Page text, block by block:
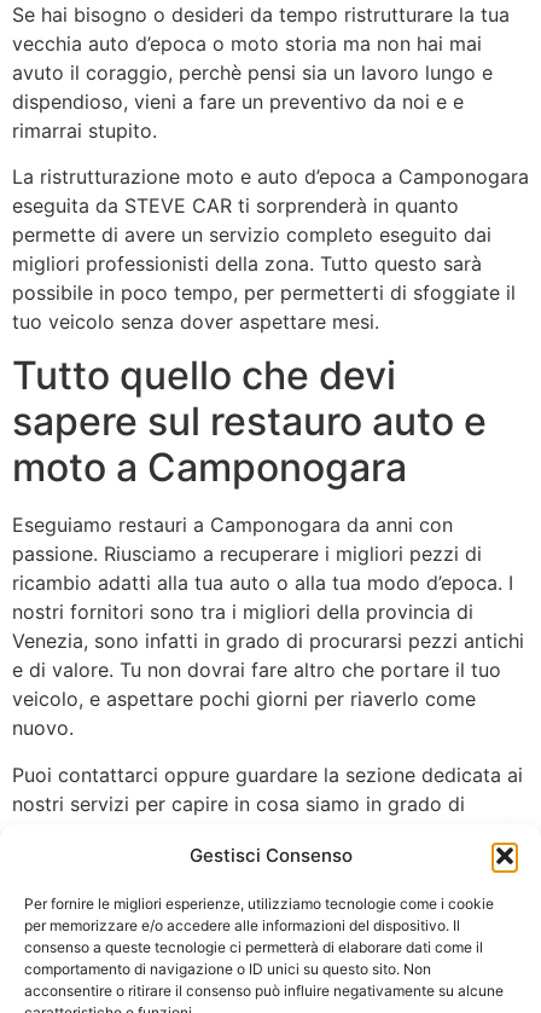
Gestisci Consenso
Per fornire le migliori esperienze, utilizziamo tecnologie come i cookie
per memorizzare e/o accedere alle informazioni del dispositivo. Il
consenso a queste tecnologie ci permetterà di elaborare dati come il
comportamento di navigazione o ID unici su questo sito. Non
acconsentire o ritirare il consenso può influire negativamente su alcune
Se hai bisogno o desideri da tempo ristrutturare la tua
vecchia auto d’epoca o moto storia ma non hai mai
avuto il coraggio, perchè pensi sia un lavoro lungo e
dispendioso, vieni a fare un preventivo da noi e e
rimarrai stupito.
La ristrutturazione moto e auto d’epoca a Camponogara
eseguita da STEVE CAR ti sorprenderà in quanto
permette di avere un servizio completo eseguito dai
migliori professionisti della zona. Tutto questo sarà
possibile in poco tempo, per permetterti di sfoggiate il
tuo veicolo senza dover aspettare mesi.
Tutto quello che devi
sapere sul restauro auto e
moto a Camponogara
Eseguiamo restauri a Camponogara da anni con
passione. Riusciamo a recuperare i migliori pezzi di
ricambio adatti alla tua auto o alla tua modo d’epoca. I
nostri fornitori sono tra i migliori della provincia di
Venezia, sono infatti in grado di procurarsi pezzi antichi
e di valore. Tu non dovrai fare altro che portare il tuo
veicolo, e aspettare pochi giorni per riaverlo come
nuovo.
Puoi contattarci oppure guardare la sezione dedicata ai
nostri servizi per capire in cosa siamo in grado di
Se non hai ancora provato la nostra efficienza vieni da
noi per leriparazioni dei veicoli d’acqua o di terra!
HOME PAGE